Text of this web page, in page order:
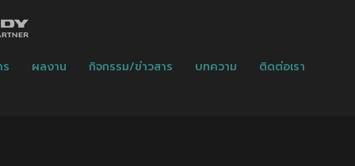
ผลงาน กิจกรรม/ข่าวสาร บทความ ติดต่อเรา